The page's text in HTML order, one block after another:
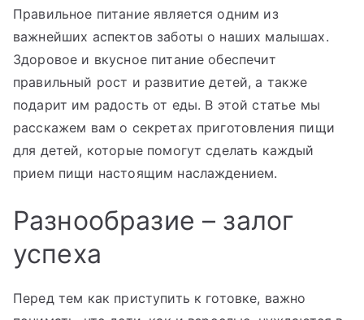
Правильное питание является одним из
важнейших аспектов заботы о наших малышах.
Здоровое и вкусное питание обеспечит
правильный рост и развитие детей, а также
подарит им радость от еды. В этой статье мы
расскажем вам о секретах приготовления пищи
для детей, которые помогут сделать каждый
прием пищи настоящим наслаждением.
Разнообразие – залог
успеха
Перед тем как приступить к готовке, важно